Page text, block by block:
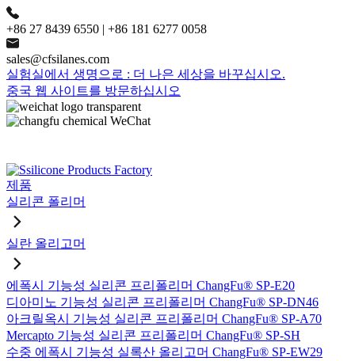
+86 27 8439 6550 | +86 181 6277 0058
sales@cfsilanes.com
실험실에서 생명으로 : 더 나은 세상을 바꾸십시오.
중국 웹 사이트를 방문하십시오
제품
실리콘 폴리머
실란 올리고머
에폭시 기능성 실리콘 프리폴리머 ChangFu® SP-E20
디아미노 기능성 실리콘 프리폴리머 ChangFu® SP-DN46
아크릴옥시 기능성 실리콘 프리폴리머 ChangFu® SP-A70
Mercapto 기능성 실리콘 프리폴리머 ChangFu® SP-SH
수중 에폭시 기능성 실록산 올리고머 ChangFu® SP-EW29